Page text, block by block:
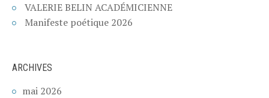
VALERIE BELIN ACADÉMICIENNE
Manifeste poétique 2026
ARCHIVES
mai 2026